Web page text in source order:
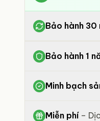
Bảo hành 30
Bảo hành 1
Minh bạch
Miễn phí–